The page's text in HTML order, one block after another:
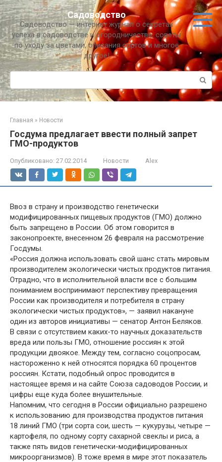
Перейти
к
контенту
Садоводство
Садоводство — интернет журнал о секретах
успеха в садоводстве и огородничестве, советы
по уходу за цветами, описания сортов и многое
другое!
Поиск:
Главная » Новости
Госдума предлагает ввести полный запрет
ГМО-продуктов
Опубликовано: 27.02.2014 Новости Alex
Ввоз в страну и производство генетически
модифицированных пищевых продуктов (ГМО) должно
быть запрещено в России. Об этом говорится в
законопроекте, внесенном 26 февраля на рассмотрение
Госдумы.
«Россия должна использовать свой шанс стать мировым
производителем экологически чистых продуктов питания.
Отрадно, что в исполнительной власти все с большим
пониманием воспринимают перспективу превращения
России как производителя и потребителя в страну
экологически чистых продуктов», — заявил накануне
один из авторов инициативы — сенатор Антон Беляков.
В связи с отсутствием каких-то научных доказательств
вреда или пользы ГМО, отношение россиян к этой
продукции двоякое. Между тем, согласно соцопросам,
настороженно к ней относятся порядка 60 процентов
россиян. Кстати, подобный опрос проводится в
настоящее время и на сайте Союза садоводов России, и
цифры еще куда более внушительные.
Напомним, что сегодня в России официально разрешено
к использованию для производства продуктов питания
18 линий ГМО (три сорта сои, шесть — кукурузы, четыре —
картофеля, по одному сорту сахарной свеклы и риса, а
также пять видов генетически-модифицированных
микроорганизмов). В тоже время в мире этот показатель